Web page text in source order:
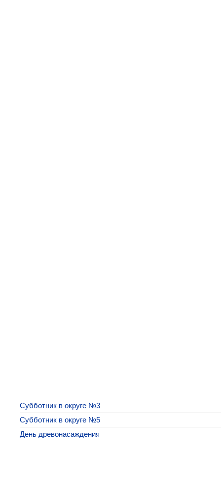
Субботник в округе №3
Субботник в округе №5
День древонасаждения